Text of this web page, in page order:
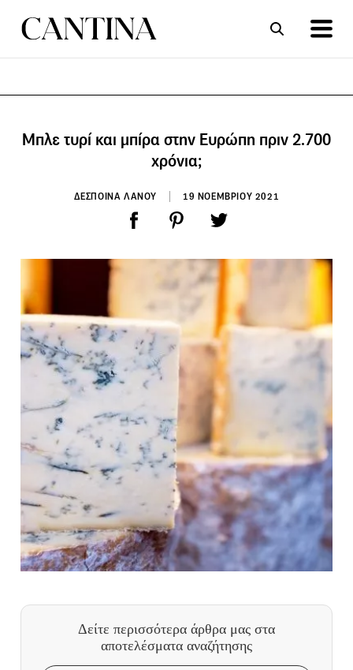
Μπλε τυρί και μπίρα στην Ευρώπη πριν 2.700
χρόνια;
ΔΕΣΠΟΙΝΑ ΛΑΝΟΥ 19 ΝΟΕΜΒΡΙΟΥ 2021
Δείτε περισσότερα άρθρα μας στα
αποτελέσματα αναζήτησης